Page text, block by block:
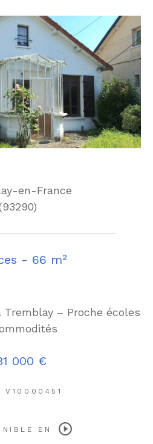
en-France
- 66 m²
– Proche écoles
000 €
V10000451
EN